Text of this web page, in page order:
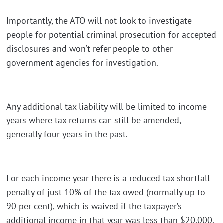
Importantly, the ATO will not look to investigate
people for potential criminal prosecution for accepted
disclosures and won’t refer people to other
government agencies for investigation.
Any additional tax liability will be limited to income
years where tax returns can still be amended,
generally four years in the past.
For each income year there is a reduced tax shortfall
penalty of just 10% of the tax owed (normally up to
90 per cent), which is waived if the taxpayer’s
additional income in that year was less than $20,000.